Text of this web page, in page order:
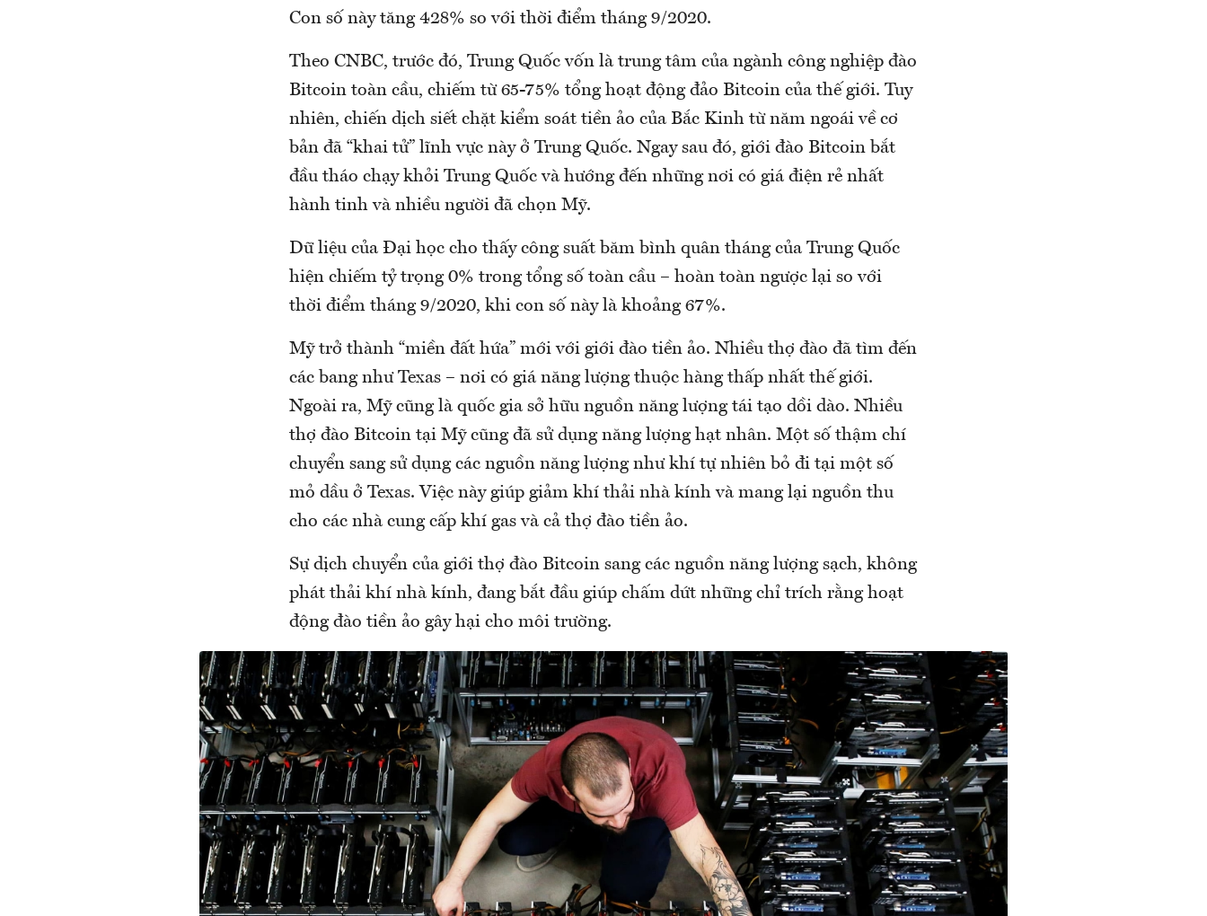
Con số này tăng 428% so với thời điểm tháng 9/2020.
Theo CNBC, trước đó, Trung Quốc vốn là trung tâm của ngành công nghiệp đào
Bitcoin toàn cầu, chiếm từ 65-75% tổng hoạt động đảo Bitcoin của thế giới. Tuy
nhiên, chiến dịch siết chặt kiểm soát tiền ảo của Bắc Kinh từ năm ngoái về cơ
bản đã “khai tử” lĩnh vực này ở Trung Quốc. Ngay sau đó, giới đào Bitcoin bắt
đầu tháo chạy khỏi Trung Quốc và hướng đến những nơi có giá điện rẻ nhất
hành tinh và nhiều người đã chọn Mỹ.
Dữ liệu của Đại học cho thấy công suất băm bình quân tháng của Trung Quốc
hiện chiếm tỷ trọng 0% trong tổng số toàn cầu – hoàn toàn ngược lại so với
thời điểm tháng 9/2020, khi con số này là khoảng 67%.
Mỹ trở thành “miền đất hứa” mới với giới đào tiền ảo. Nhiều thợ đào đã tìm đến
các bang như Texas – nơi có giá năng lượng thuộc hàng thấp nhất thế giới.
Ngoài ra, Mỹ cũng là quốc gia sở hữu nguồn năng lượng tái tạo dồi dào. Nhiều
thợ đào Bitcoin tại Mỹ cũng đã sử dụng năng lượng hạt nhân. Một số thậm chí
chuyển sang sử dụng các nguồn năng lượng như khí tự nhiên bỏ đi tại một số
mỏ dầu ở Texas. Việc này giúp giảm khí thải nhà kính và mang lại nguồn thu
cho các nhà cung cấp khí gas và cả thợ đào tiền ảo.
Sự dịch chuyển của giới thợ đào Bitcoin sang các nguồn năng lượng sạch, không
phát thải khí nhà kính, đang bắt đầu giúp chấm dứt những chỉ trích rằng hoạt
động đào tiền ảo gây hại cho môi trường.